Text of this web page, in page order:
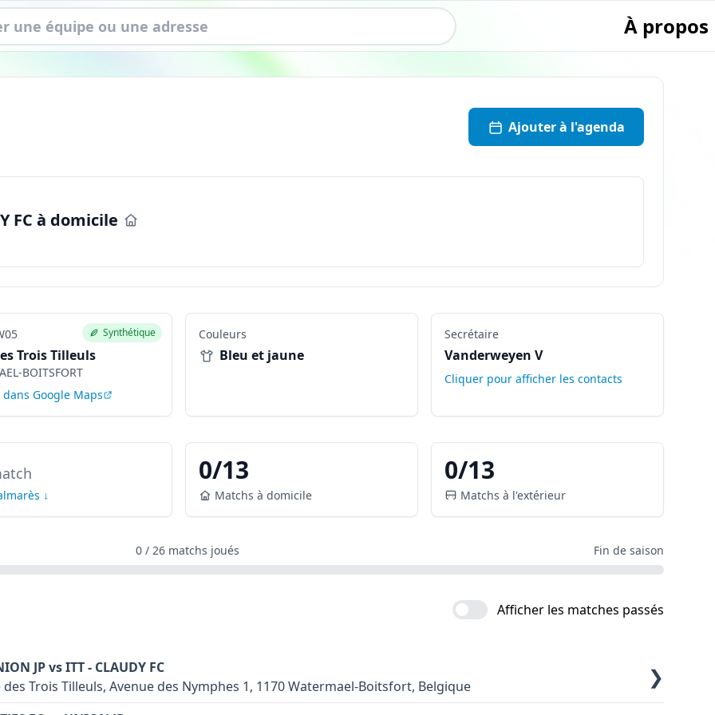
À propos
Ajouter à l'agenda
FC à domicile
Synthétique
Trois Tilleuls
BOITSFORT
Google Maps
Couleurs
Bleu et jaune
Secrétaire
Vanderweyen V
Cliquer pour afficher les contacts
↓
0/13
Matchs à domicile
0/13
Matchs à l'extérieur
0/ 26matchs joués Fin de saison
Afficher les matches passés
JP vs ITT - CLAUDY FC
des Trois Tilleuls, Avenue des Nymphes 1, 1170 Watermael-Boitsfort, Belgique
❯